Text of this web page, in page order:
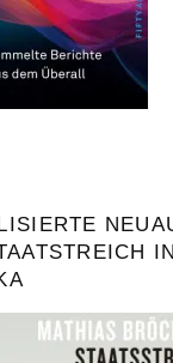
IN